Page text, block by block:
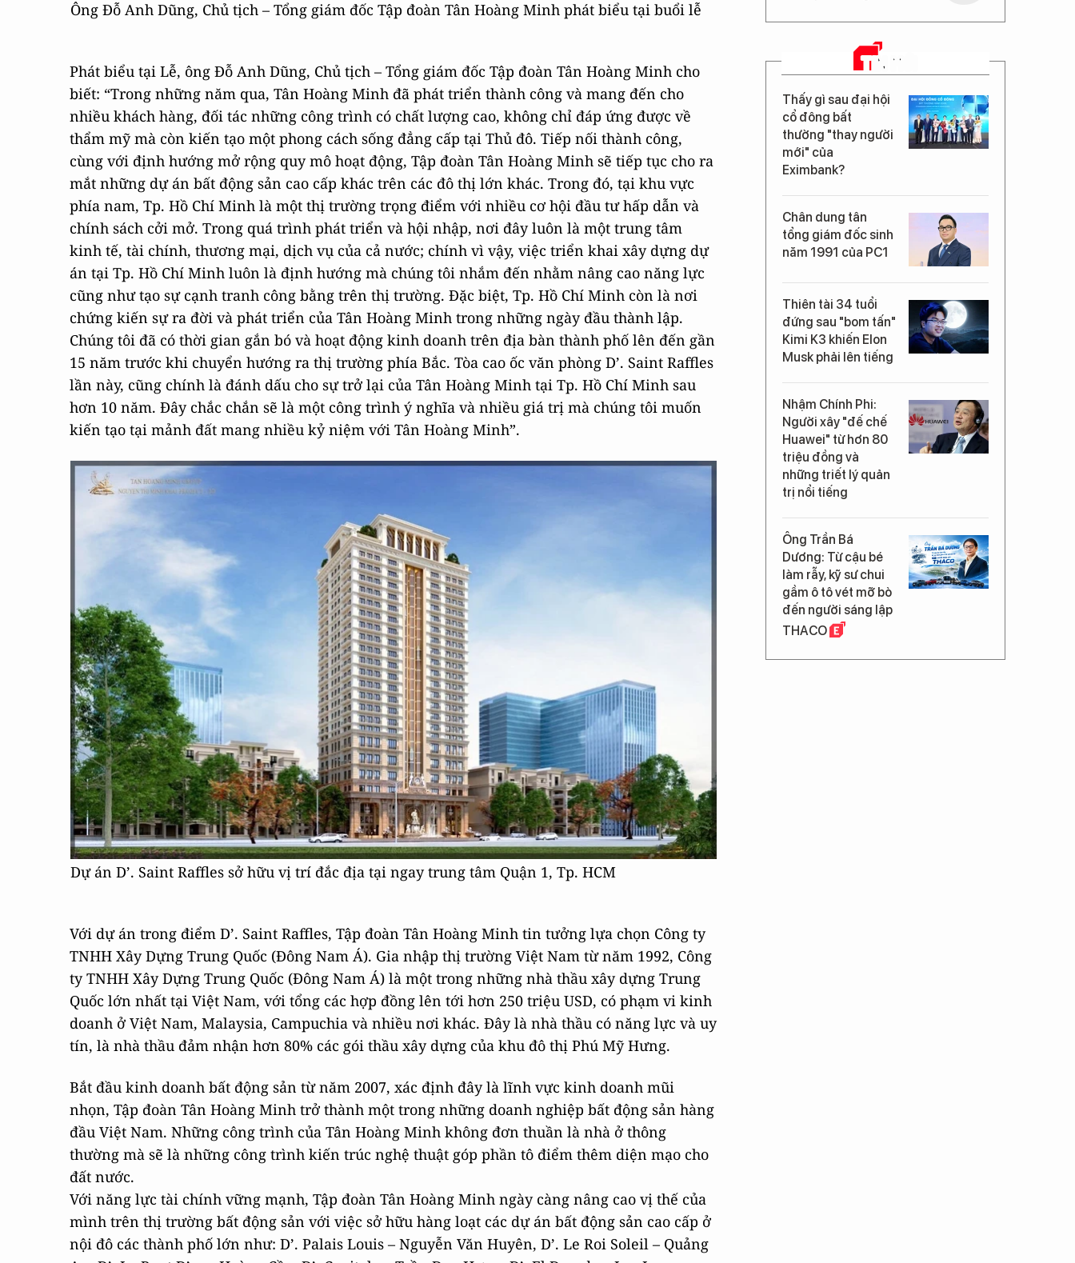
Ông Đỗ Anh Dũng, Chủ tịch – Tổng giám đốc Tập đoàn Tân Hoàng Minh phát biểu tại buổi lễ
Phát biểu tại Lễ, ông Đỗ Anh Dũng, Chủ tịch – Tổng giám đốc Tập đoàn Tân Hoàng Minh cho
biết: “Trong những năm qua, Tân Hoàng Minh đã phát triển thành công và mang đến cho
nhiều khách hàng, đối tác những công trình có chất lượng cao, không chỉ đáp ứng được về
thẩm mỹ mà còn kiến tạo một phong cách sống đẳng cấp tại Thủ đô. Tiếp nối thành công,
cùng với định hướng mở rộng quy mô hoạt động, Tập đoàn Tân Hoàng Minh sẽ tiếp tục cho ra
mắt những dự án bất động sản cao cấp khác trên các đô thị lớn khác. Trong đó, tại khu vực
phía nam, Tp. Hồ Chí Minh là một thị trường trọng điểm với nhiều cơ hội đầu tư hấp dẫn và
chính sách cởi mở. Trong quá trình phát triển và hội nhập, nơi đây luôn là một trung tâm
kinh tế, tài chính, thương mại, dịch vụ của cả nước; chính vì vậy, việc triển khai xây dựng dự
án tại Tp. Hồ Chí Minh luôn là định hướng mà chúng tôi nhắm đến nhằm nâng cao năng lực
cũng như tạo sự cạnh tranh công bằng trên thị trường. Đặc biệt, Tp. Hồ Chí Minh còn là nơi
chứng kiến sự ra đời và phát triển của Tân Hoàng Minh trong những ngày đầu thành lập.
Chúng tôi đã có thời gian gắn bó và hoạt động kinh doanh trên địa bàn thành phố lên đến gần
15 năm trước khi chuyển hướng ra thị trường phía Bắc. Tòa cao ốc văn phòng D’. Saint Raffles
lần này, cũng chính là đánh dấu cho sự trở lại của Tân Hoàng Minh tại Tp. Hồ Chí Minh sau
hơn 10 năm. Đây chắc chắn sẽ là một công trình ý nghĩa và nhiều giá trị mà chúng tôi muốn
kiến tạo tại mảnh đất mang nhiều kỷ niệm với Tân Hoàng Minh”.
Dự án D’. Saint Raffles sở hữu vị trí đắc địa tại ngay trung tâm Quận 1, Tp. HCM
Với dự án trong điểm D’. Saint Raffles, Tập đoàn Tân Hoàng Minh tin tưởng lựa chọn Công ty
TNHH Xây Dựng Trung Quốc (Đông Nam Á). Gia nhập thị trường Việt Nam từ năm 1992, Công
ty TNHH Xây Dựng Trung Quốc (Đông Nam Á) là một trong những nhà thầu xây dựng Trung
Quốc lớn nhất tại Việt Nam, với tổng các hợp đồng lên tới hơn 250 triệu USD, có phạm vi kinh
doanh ở Việt Nam, Malaysia, Campuchia và nhiều nơi khác. Đây là nhà thầu có năng lực và uy
tín, là nhà thầu đảm nhận hơn 80% các gói thầu xây dựng của khu đô thị Phú Mỹ Hưng.
Bắt đầu kinh doanh bất động sản từ năm 2007, xác định đây là lĩnh vực kinh doanh mũi
nhọn, Tập đoàn Tân Hoàng Minh trở thành một trong những doanh nghiệp bất động sản hàng
đầu Việt Nam. Những công trình của Tân Hoàng Minh không đơn thuần là nhà ở thông
thường mà sẽ là những công trình kiến trúc nghệ thuật góp phần tô điểm thêm diện mạo cho
đất nước.
Với năng lực tài chính vững mạnh, Tập đoàn Tân Hoàng Minh ngày càng nâng cao vị thế của
mình trên thị trường bất động sản với việc sở hữu hàng loạt các dự án bất động sản cao cấp ở
nội đô các thành phố lớn như: D’. Palais Louis – Nguyễn Văn Huyên, D’. Le Roi Soleil – Quảng
TIN MỚI
Thấy gì sau đại hội
cổ đông bất
thường "thay người
mới" của
Eximbank?
Chân dung tân
tổng giám đốc sinh
năm 1991 của PC1
Thiên tài 34 tuổi
đứng sau "bom tấn"
Kimi K3 khiến Elon
Musk phải lên tiếng
Nhậm Chính Phi:
Người xây "đế chế
Huawei" từ hơn 80
triệu đồng và
những triết lý quản
trị nổi tiếng
Ông Trần Bá
Dương: Từ cậu bé
làm rẫy, kỹ sư chui
gầm ô tô vét mỡ bò
đến người sáng lập
THACO